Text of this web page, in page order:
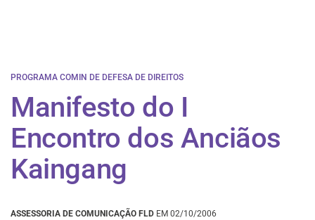
PROGRAMA COMIN DE DEFESA DE DIREITOS
Manifesto do I
Encontro dos Anciãos
Kaingang
ASSESSORIA DE COMUNICAÇÃO FLD EM 02/10/2006